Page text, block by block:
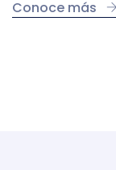
Conoce más